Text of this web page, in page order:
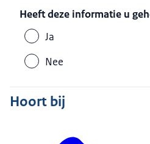
Heeft deze informatie u
Ja
Nee
Hoort bij